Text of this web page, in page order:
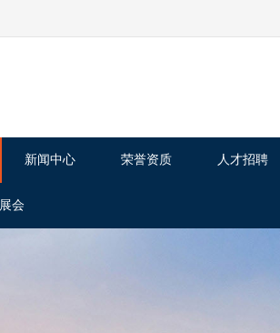
新闻中心 荣誉资质 人才招聘
展会